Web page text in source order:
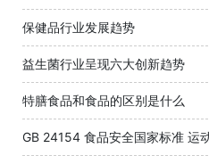
保健品行业发展趋势
益生菌行业呈现六大创新趋势
特膳食品和食品的区别是什么
GB 24154 食品安全国家标准 运